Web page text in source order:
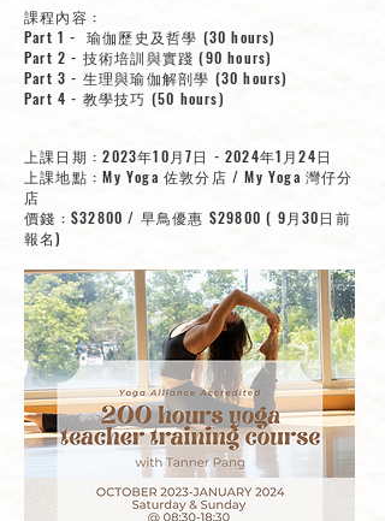
課程內容 :
Part 1 - 瑜伽歷史及哲學 (30 hours)
Part 2 - 技術培訓與實踐 (90 hours)
Part 3 - 生理與瑜伽解剖學 (30 hours)
Part 4 - 教學技巧 (50 hours)
上課日期 : 2023年10月7日 - 2024年1月24日
​上課地點 : My Yoga 佐敦分店 / My Yoga 灣仔分
店
價錢 : $32800 / 早鳥優惠 $29800 ( 9月30日前
報名)